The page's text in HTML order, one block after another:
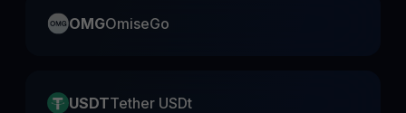
OMGOmiseGo
USDTTether USDt